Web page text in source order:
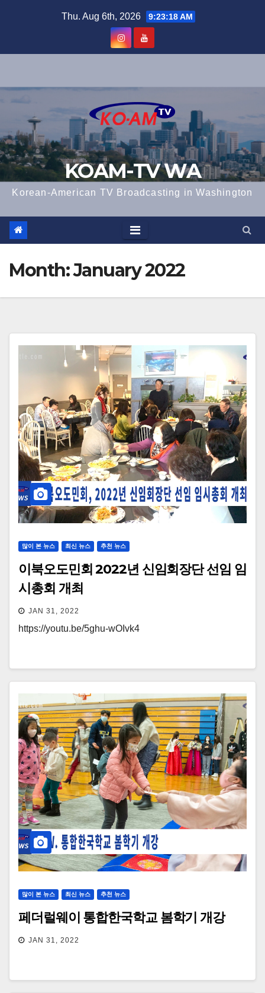
Thu. Aug 6th, 2026 9:23:19 AM
KOAM-TV WA
Korean-American TV Broadcasting in Washington
Month:January 2022
많이 본 뉴스 최신 뉴스 추천 뉴스
이북오도민회 2022년 신임회장단 선임 임
시총회 개최
JAN 31, 2022
https://youtu.be/5ghu-wOIvk4
많이 본 뉴스 최신 뉴스 추천 뉴스
페더럴웨이 통합한국학교 봄학기 개강
JAN 31, 2022